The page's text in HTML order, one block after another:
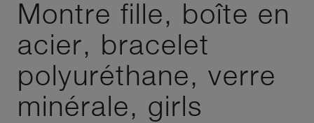
Montre fille, boîte en
acier, bracelet
polyuréthane, verre
minérale, girls